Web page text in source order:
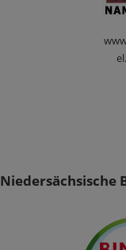
Niedersächsische